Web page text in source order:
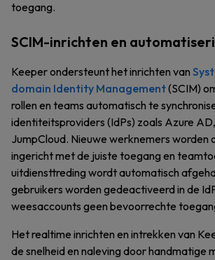
toegang.
SCIM-inrichten en
Keeper ondersteunt het inrichten van
domain Identity Management(SCIM)
rollen en teams automatisch te
identiteitsproviders (IdPs) zoals Azure
JumpCloud. Nieuwe werknemers worden
ingericht met de juiste toegang en
uitdiensttreding wordt automatisch
gebruikers worden gedeactiveerd in de
weesaccounts geen bevoorrechte
Het realtime inrichten en intrekken van
de snelheid en naleving door handmatige